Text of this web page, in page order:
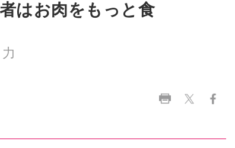
はお肉をもっと食